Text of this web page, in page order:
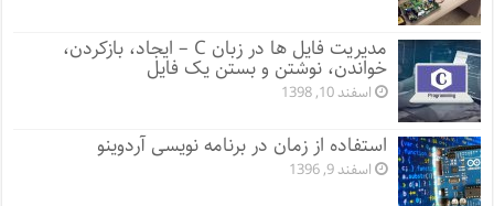
مدیریت فایل ها در زبان C – ایجاد، بازکردن،
خواندن، نوشتن و بستن یک فایل
اسفند 10, 1398
استفاده از زمان در برنامه نویسی آردوینو
اسفند 9, 1396